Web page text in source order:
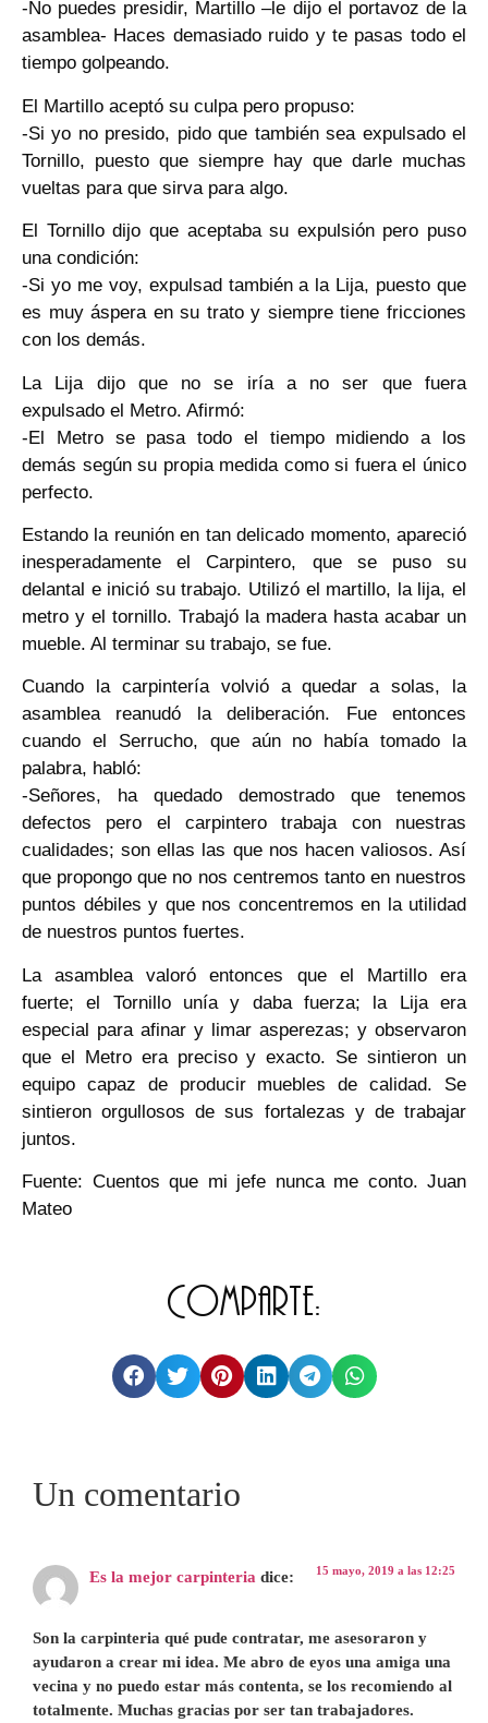
-No puedes presidir, Martillo –le dijo el portavoz de la
asamblea- Haces demasiado ruido y te pasas todo el
tiempo golpeando.
El Martillo aceptó su culpa pero propuso:
-Si yo no presido, pido que también sea expulsado el
Tornillo, puesto que siempre hay que darle muchas
vueltas para que sirva para algo.
El Tornillo dijo que aceptaba su expulsión pero puso
una condición:
-Si yo me voy, expulsad también a la Lija, puesto que
es muy áspera en su trato y siempre tiene fricciones
con los demás.
La Lija dijo que no se iría a no ser que fuera
expulsado el Metro. Afirmó:
-El Metro se pasa todo el tiempo midiendo a los
demás según su propia medida como si fuera el único
perfecto.
Estando la reunión en tan delicado momento, apareció
inesperadamente el Carpintero, que se puso su
delantal e inició su trabajo. Utilizó el martillo, la lija, el
metro y el tornillo. Trabajó la madera hasta acabar un
mueble. Al terminar su trabajo, se fue.
Cuando la carpintería volvió a quedar a solas, la
asamblea reanudó la deliberación. Fue entonces
cuando el Serrucho, que aún no había tomado la
palabra, habló:
-Señores, ha quedado demostrado que tenemos
defectos pero el carpintero trabaja con nuestras
cualidades; son ellas las que nos hacen valiosos. Así
que propongo que no nos centremos tanto en nuestros
puntos débiles y que nos concentremos en la utilidad
de nuestros puntos fuertes.
La asamblea valoró entonces que el Martillo era
fuerte; el Tornillo unía y daba fuerza; la Lija era
especial para afinar y limar asperezas; y observaron
que el Metro era preciso y exacto. Se sintieron un
equipo capaz de producir muebles de calidad. Se
sintieron orgullosos de sus fortalezas y de trabajar
juntos.
Fuente: Cuentos que mi jefe nunca me conto. Juan
Mateo
Comparte:
Un comentario
Es la mejor carpinteria dice: 15 mayo, 2019 a las 12:25
Son la carpinteria qué pude contratar, me asesoraron y
ayudaron a crear mi idea. Me abro de eyos una amiga una
vecina y no puedo estar más contenta, se los recomiendo al
totalmente. Muchas gracias por ser tan trabajadores.